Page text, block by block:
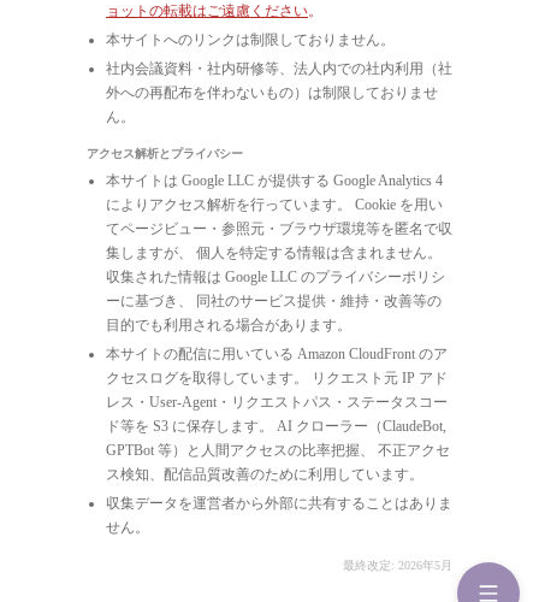
ョットの転載はご遠慮ください。
本サイトへのリンクは制限しておりません。
社内会議資料・社内研修等、法人内での社内利用（社
外への再配布を伴わないもの）は制限しておりませ
ん。
アクセス解析とプライバシー
本サイトは Google LLC が提供する Google Analytics 4
によりアクセス解析を行っています。 Cookie を用い
てページビュー・参照元・ブラウザ環境等を匿名で収
集しますが、 個人を特定する情報は含まれません。
収集された情報は Google LLC のプライバシーポリシ
ーに基づき、 同社のサービス提供・維持・改善等の
目的でも利用される場合があります。
本サイトの配信に用いている Amazon CloudFront のア
クセスログを取得しています。 リクエスト元 IP アド
レス・User-Agent・リクエストパス・ステータスコー
ド等を S3 に保存します。 AI クローラー（ClaudeBot,
GPTBot 等）と人間アクセスの比率把握、 不正アクセ
ス検知、配信品質改善のために利用しています。
収集データを運営者から外部に共有することはありま
せん。
最終改定: 2026年5月